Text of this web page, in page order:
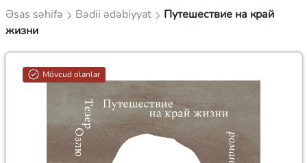
Əsas səhifə Bədii ədəbiyyat
Путешествие на край
жизни
Mövcud olanlar